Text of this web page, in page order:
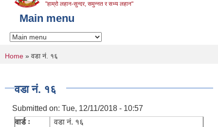
"हाम्रो लहान-सुन्दर, समुन्नत र सभ्य लहान"
Main menu
You are here
Home » वडा नं. १६
वडा नं. १६
Submitted on: Tue, 12/11/2018 - 10:57
वार्ड ः
वडा नं. १६